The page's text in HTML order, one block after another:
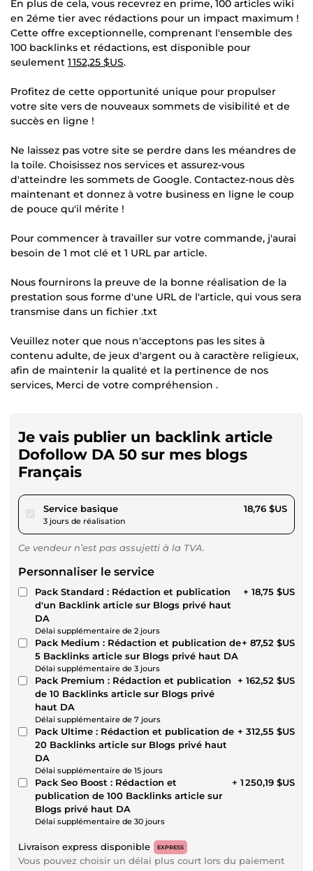
En plus de cela, vous recevrez en prime, 100 articles wiki
en 2éme tier avec rédactions pour un impact maximum !
Cette offre exceptionnelle, comprenant l'ensemble des
100 backlinks et rédactions, est disponible pour
seulement 1 152,25 $US.
Profitez de cette opportunité unique pour propulser
votre site vers de nouveaux sommets de visibilité et de
succès en ligne !
Ne laissez pas votre site se perdre dans les méandres de
la toile. Choisissez nos services et assurez-vous
d'atteindre les sommets de Google. Contactez-nous dès
maintenant et donnez à votre business en ligne le coup
de pouce qu'il mérite !
Pour commencer à travailler sur votre commande, j'aurai
besoin de 1 mot clé et 1 URL par article.
Nous fournirons la preuve de la bonne réalisation de la
prestation sous forme d'une URL de l'article, qui vous sera
transmise dans un fichier .txt
Veuillez noter que nous n'acceptons pas les sites à
contenu adulte, de jeux d'argent ou à caractère religieux,
afin de maintenir la qualité et la pertinence de nos
services, Merci de votre compréhension .
Je vais publier un backlink article
Dofollow DA 50 sur mes blogs
Français
Service basiquepour 17,28 $US
3 jours de réalisation
18,76 $US
Ce vendeur n’est pas assujetti à la TVA.
Personnaliser le service
Pack Standard : Rédaction et publication
d'un Backlink article sur Blogs privé haut
DA
Délai supplémentaire de 2 jours
+ 18,75 $US
Pack Medium : Rédaction et publication de
5 Backlinks article sur Blogs privé haut DA
Délai supplémentaire de 3 jours
+ 87,52 $US
Pack Premium : Rédaction et publication
de 10 Backlinks article sur Blogs privé
haut DA
Délai supplémentaire de 7 jours
+ 162,52 $US
Pack Ultime : Rédaction et publication de
20 Backlinks article sur Blogs privé haut
DA
Délai supplémentaire de 15 jours
+ 312,55 $US
Pack Seo Boost : Rédaction et
publication de 100 Backlinks article sur
Blogs privé haut DA
Délai supplémentaire de 30 jours
+ 1 250,19 $US
Livraison express disponible EXPRESS
Vous pouvez choisir un délai plus court lors du paiement